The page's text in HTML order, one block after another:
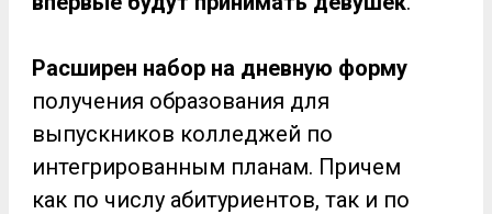
Расширен набор на дневную форму
получения образования для
выпускников колледжей по
интегрированным планам. Причем
как по числу абитуриентов, так и по